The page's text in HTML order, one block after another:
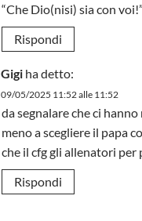
“Che Dio(nisi) sia con voi!”
Rispondi
Gigi ha detto:
09/05/2025 11:52 alle 11:52
da segnalare che ci
meno a scegliere il papa
che il cfg gli allenatori per
Rispondi